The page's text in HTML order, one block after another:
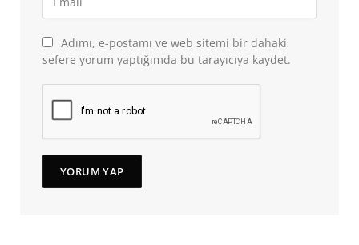
Adımı, e-postamı ve web sitemi bir dahaki
sefere yorum yaptığımda bu tarayıcıya kaydet.